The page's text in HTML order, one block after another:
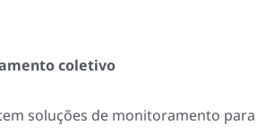
coletivo
soluções de monitoramento para